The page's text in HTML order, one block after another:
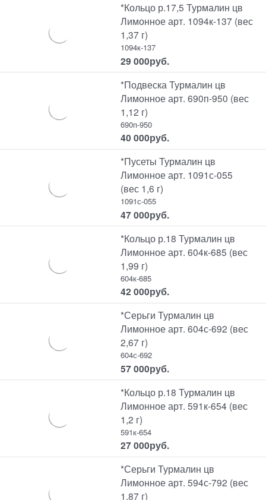
*Кольцо р.17,5 Турмалин цв
Лимонное арт. 1094к-137 (вес
1,37 г)
1094к-137
29 000руб.
*Подвеска Турмалин цв
Лимонное арт. 690п-950 (вес
1,12 г)
690п-950
40 000руб.
*Пусеты Турмалин цв
Лимонное арт. 1091с-055
(вес 1,6 г)
1091с-055
47 000руб.
*Кольцо р.18 Турмалин цв
Лимонное арт. 604к-685 (вес
1,99 г)
604к-685
42 000руб.
*Серьги Турмалин цв
Лимонное арт. 604с-692 (вес
2,67 г)
604с-692
57 000руб.
*Кольцо р.18 Турмалин цв
Лимонное арт. 591к-654 (вес
1,2 г)
591к-654
27 000руб.
*Серьги Турмалин цв
Лимонное арт. 594с-792 (вес
1,87 г)